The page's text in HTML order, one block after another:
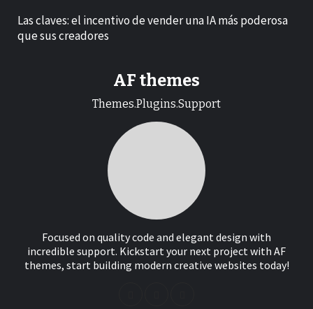
Las claves: el incentivo de vender una IA más poderosa
que sus creadores
AF themes
Themes.Plugins.Support
Focused on quality code and elegant design with
incredible support. Kickstart your next project with AF
themes, start building modern creative websites today!